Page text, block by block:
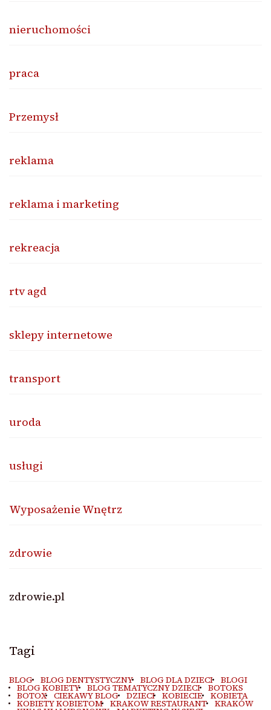
nieruchomości
praca
Przemysł
reklama
reklama i marketing
rekreacja
rtv agd
sklepy internetowe
transport
uroda
usługi
Wyposażenie Wnętrz
zdrowie
zdrowie.pl
Tagi
BLOG BLOG DENTYSTYCZNY BLOG DLA DZIECI BLOGI
BLOG KOBIETY BLOG TEMATYCZNY DZIECI BOTOKS
BOTOX CIEKAWY BLOG DZIECI KOBIECIE KOBIETA
KOBIETY KOBIETOM KRAKOW RESTAURANT KRAKÓW